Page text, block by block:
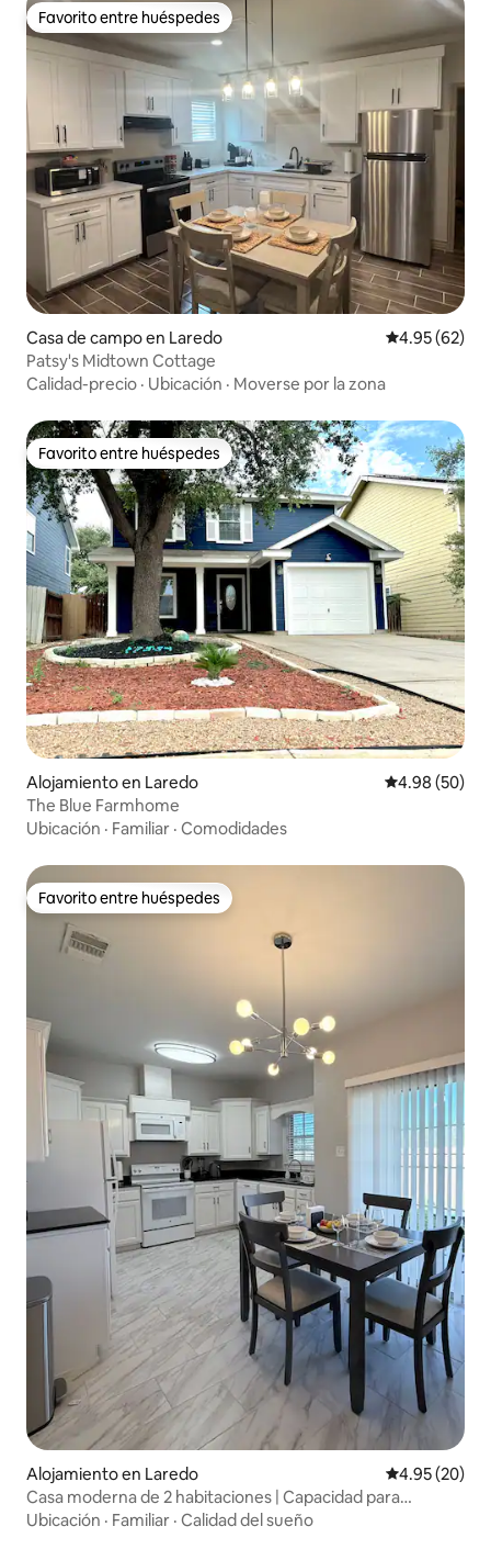
Favorito entre huéspedes
Favorito entre huéspedes
Casa de campo en Laredo Calificación
4.95 (62)
Patsy's Midtown Cottage
Calidad-precio · Ubicación · Moverse por la zona
Favorito entre huéspedes
Favorito entre huéspedes
Alojamiento en Laredo Calificación
4.98 (50)
The Blue Farmhome
Ubicación · Familiar · Comodidades
Favorito entre huéspedes
Favorito entre huéspedes
Alojamiento en Laredo Calificación
4.95 (20)
Casa moderna de 2 habitaciones | Capacidad para
6 personas | North Laredo
Ubicación · Familiar · Calidad del sueño